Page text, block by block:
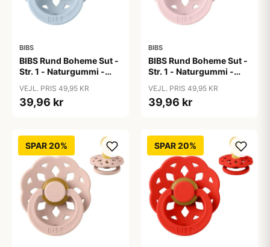
BIBS
BIBS Rund Boheme Sut -
Str. 1 - Naturgummi -
VEJL. PRIS 49,95 KR
39,96 kr
BIBS
BIBS Rund Boheme Sut -
Str. 1 - Naturgummi -
VEJL. PRIS 49,95 KR
39,96 kr
SPAR 20% SPAR 20%